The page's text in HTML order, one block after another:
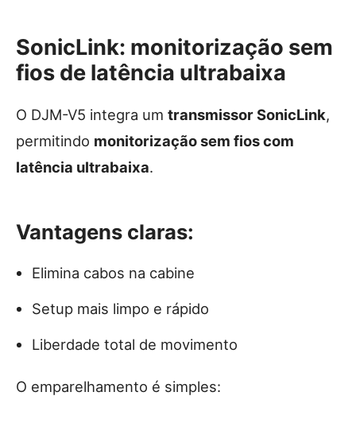
SonicLink: monitorização sem
fios de latência ultrabaixa
O DJM-V5 integra um transmissor SonicLink,
permitindo monitorização sem fios com
latência ultrabaixa.
Vantagens claras:
Elimina cabos na cabine
Setup mais limpo e rápido
Liberdade total de movimento
O emparelhamento é simples: